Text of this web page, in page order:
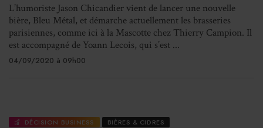
L’humoriste Jason Chicandier vient de lancer une nouvelle
bière, Bleu Métal, et démarche actuellement les brasseries
parisiennes, comme ici à la Mascotte chez Thierry Campion. Il
est accompagné de Yoann Lecois, qui s’est ...
04/09/2020 à 09h00
DÉCISION BUSINESS BIÈRES & CIDRES